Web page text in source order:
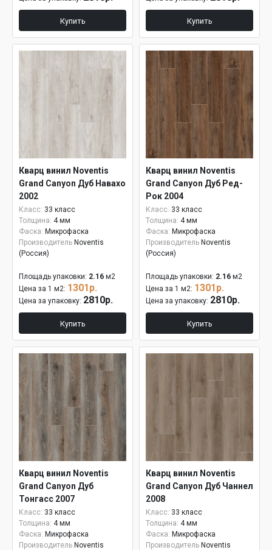
Купить Купить
Кварц винил Noventis
Grand Canyon Дуб Навахо
2002
Класс: 33 класс
Толщина: 4 мм
Фаска: Микрофаска
Производитель Noventis
(Россия)
Площадь упаковки: 2.16 м2
Цена за 1 м2: 1301р.
Цена за упаковку: 2810р.
Купить
Кварц винил Noventis
Grand Canyon Дуб Ред-
Рок 2004
Класс: 33 класс
Толщина: 4 мм
Фаска: Микрофаска
Производитель Noventis
(Россия)
Площадь упаковки: 2.16 м2
Цена за 1 м2: 1301р.
Цена за упаковку: 2810р.
Купить
Кварц винил Noventis
Grand Canyon Дуб
Тонгасс 2007
Класс: 33 класс
Толщина: 4 мм
Фаска: Микрофаска
Производитель Noventis
Кварц винил Noventis
Grand Canyon Дуб Чаннел
2008
Класс: 33 класс
Толщина: 4 мм
Фаска: Микрофаска
Производитель Noventis